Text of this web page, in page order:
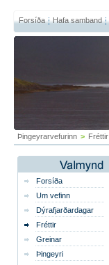
Forsíða Hafa samband
Þingeyrarvefurinn > Fréttir
Forsíða
Um vefinn
Dýrafjarðardagar
Fréttir
Greinar
Þingeyri